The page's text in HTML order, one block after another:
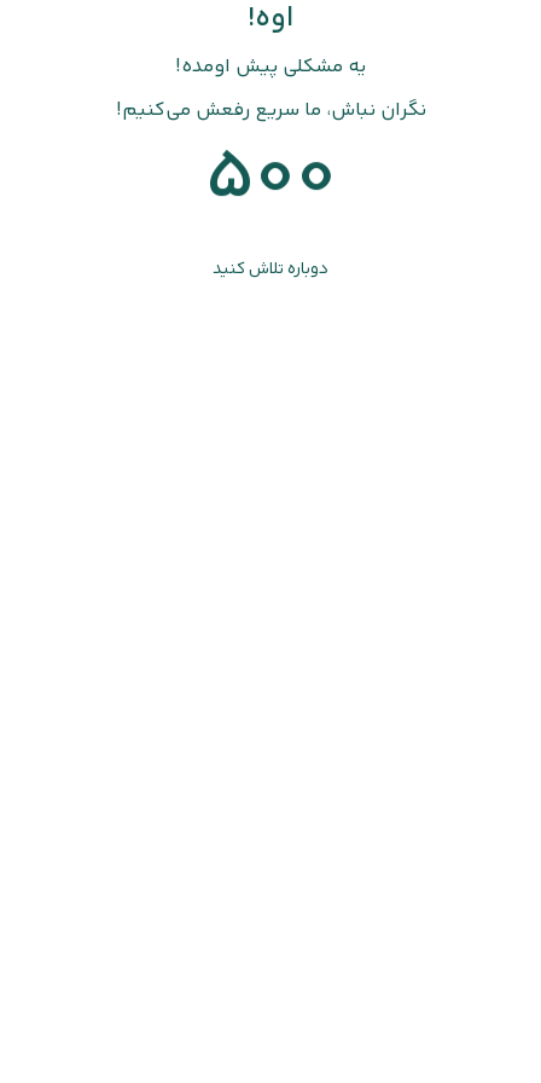
اوه!
یه مشکلی پیش اومده!
نگران نباش، ما سریع رفعش می‌کنیم!
500
دوباره تلاش کنید